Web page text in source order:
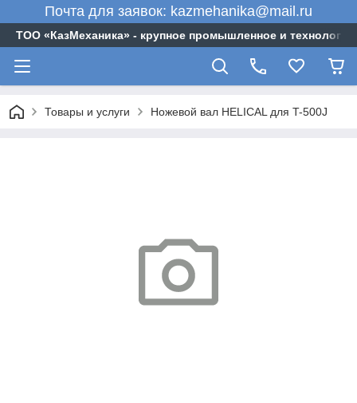
Почта для заявок: kazmehanika@mail.ru
ТОО «‎КазМеханика» - крупное промышленное и
Товары и услуги Ножевой вал HELICAL для T-500J